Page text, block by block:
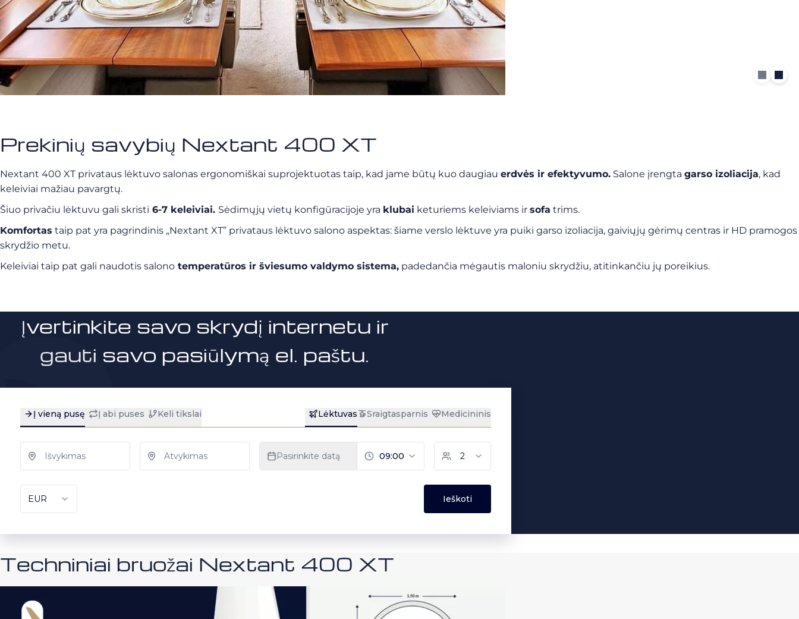
Prekinių savybių Nextant 400 XT
Nextant 400 XT privataus lėktuvo salonas ergonomiškai suprojektuotas taip, kad jame būtų kuo daugiau erdvės ir efektyvumo. Salone įrengta garso izoliacija, kad
keleiviai mažiau pavargtų.
Šiuo privačiu lėktuvu gali skristi 6-7 keleiviai. Sėdimųjų vietų konfigūracijoje yra klubai keturiems keleiviams ir sofa trims.
Komfortas taip pat yra pagrindinis „Nextant XT” privataus lėktuvo salono aspektas: šiame verslo lėktuve yra puiki garso izoliacija, gaiviųjų gėrimų centras ir HD pramogos
skrydžio metu.
Keleiviai taip pat gali naudotis salono temperatūros ir šviesumo valdymo sistema, padedančia mėgautis maloniu skrydžiu, atitinkančiu jų poreikius.
Įvertinkite savo skrydį internetu ir
gauti savo pasiūlymą el. paštu.
Techniniai bruožai Nextant 400 XT